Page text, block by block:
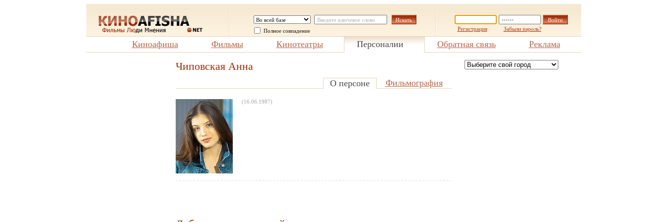
Полное совпадение Регистрация Забыли пароль?
Киноафиша Фильмы Кинотеатры Персоналии Обратная связь Реклама
Чиповская Анна
О персоне Фильмография
(16.06.1987)